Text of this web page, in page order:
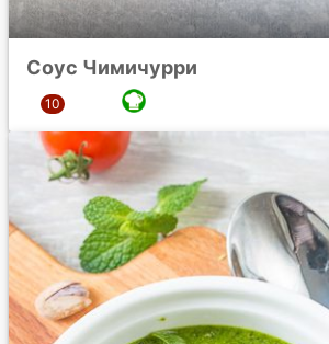
Соус Чимичурри